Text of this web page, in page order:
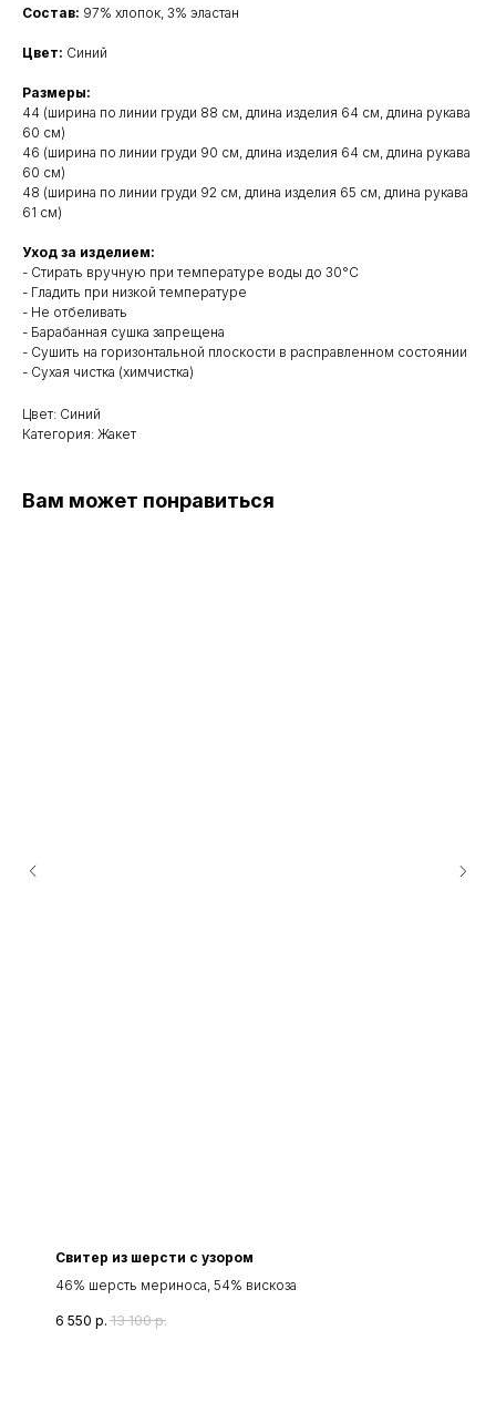
Состав: 97% хлопок, 3% эластан
Цвет: Синий
Размеры:
44 (ширина по линии груди 88 см, длина изделия 64 см, длина рукава
60 см)
46 (ширина по линии груди 90 см, длина изделия 64 см, длина рукава
60 см)
48 (ширина по линии груди 92 см, длина изделия 65 см, длина рукава
61 см)
Уход за изделием:
- Стирать вручную при температуре воды до 30°C
- Гладить при низкой температуре
- Не отбеливать
- Барабанная сушка запрещена
- Сушить на горизонтальной плоскости в расправленном состоянии
- Сухая чистка (химчистка)
Цвет: Синий
Категория: Жакет
Вам может понравиться
Свитер из шерсти с узором
46% шерсть мериноса, 54% вискоза
6 550 р. 13 100 р.